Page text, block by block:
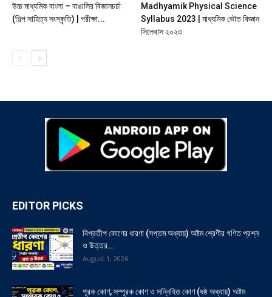
উচ্চ মাধ্যমিক বাংলা – বাঙালির বিজ্ঞানচর্চা
(শিল্প সাহিত্য সংস্কৃতি) | পরীক্ষা...
Madhyamik Physical Science
Syllabus 2023 | মাধ্যমিক ভৌত বিজ্ঞান
সিলেবাস ২০২৩
EDITOR PICKS
বিপ্রতীপ কোণের ধারণা (সপ্তম অধ্যায়) অষ্টম শ্রেণীর গণিত প্রশ্ন
ও উত্তর...
August 1, 2026
পূরক কোণ, সম্পূরক কোণ ও সন্নিহিত কোণ (ষষ্ঠ অধ্যায়) অষ্টম